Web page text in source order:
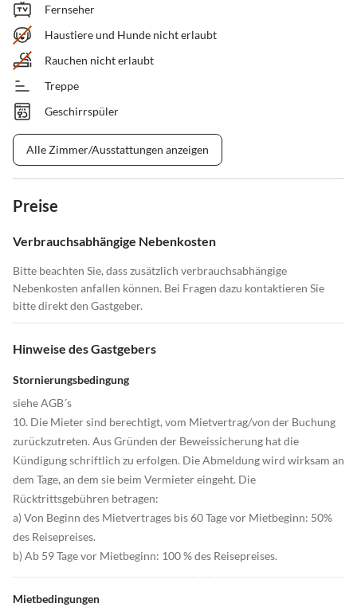
Fernseher
Haustiere und Hunde nicht erlaubt
Rauchen nicht erlaubt
Treppe
Geschirrspüler
Alle Zimmer/Ausstattungen anzeigen
Preise
Verbrauchsabhängige Nebenkosten
Bitte beachten Sie, dass zusätzlich verbrauchsabhängige
Nebenkosten anfallen können. Bei Fragen dazu kontaktieren Sie
bitte direkt den Gastgeber.
Hinweise des Gastgebers
Stornierungsbedingung
siehe AGB´s
10. Die Mieter sind berechtigt, vom Mietvertrag/von der Buchung
zurückzutreten. Aus Gründen der Beweissicherung hat die
Kündigung schriftlich zu erfolgen. Die Abmeldung wird wirksam an
dem Tage, an dem sie beim Vermieter eingeht. Die
Rücktrittsgebühren betragen:
a) Von Beginn des Mietvertrages bis 60 Tage vor Mietbeginn: 50%
des Reisepreises.
b) Ab 59 Tage vor Mietbeginn: 100 % des Reisepreises.
Mietbedingungen